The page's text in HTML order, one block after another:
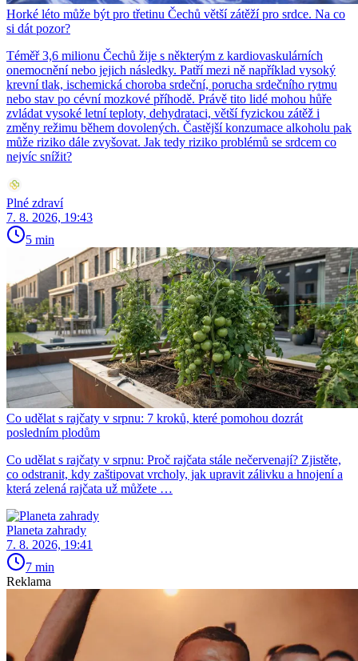
Horké léto může být pro třetinu Čechů větší zátěží pro srdce. Na co
si dát pozor?
Téměř 3,6 milionu Čechů žije s některým z kardiovaskulárních
onemocnění nebo jejich následky. Patří mezi ně například vysoký
krevní tlak, ischemická choroba srdeční, porucha srdečního rytmu
nebo stav po cévní mozkové příhodě. Právě tito lidé mohou hůře
zvládat vysoké letní teploty, dehydrataci, větší fyzickou zátěž i
změny režimu během dovolených. Častější konzumace alkoholu pak
může riziko dále zvyšovat. Jak tedy riziko problémů se srdcem co
nejvíc snížit?
Plné zdraví
7. 8. 2026, 19:43
5 min
Co udělat s rajčaty v srpnu: 7 kroků, které pomohou dozrát
posledním plodům
Co udělat s rajčaty v srpnu: Proč rajčata stále nečervenají? Zjistěte,
co odstranit, kdy zaštipovat vrcholy, jak upravit zálivku a hnojení a
která zelená rajčata už můžete …
Planeta zahrady
7. 8. 2026, 19:41
7 min
Reklama